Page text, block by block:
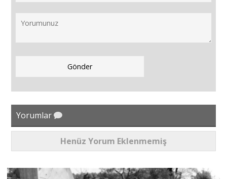
Yorumlar
Henüz Yorum Eklenmemiş